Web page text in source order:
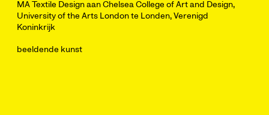
MA Textile Design aan Chelsea College of Art and Design,
University of the Arts London te Londen, Verenigd
Koninkrijk
beeldende kunst